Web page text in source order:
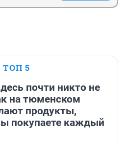
ТОП 5
почти никто не
на тюменском
продукты,
покупаете каждый